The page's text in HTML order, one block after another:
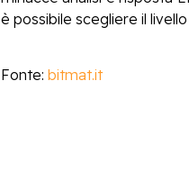
è possibile scegliere il
Fonte: bitmat.it